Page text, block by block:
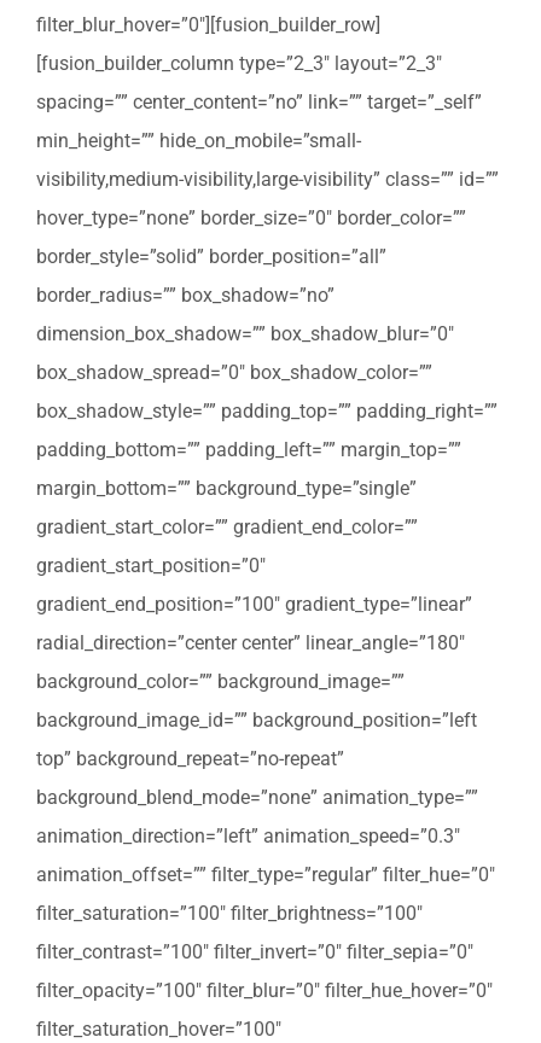
filter_blur_hover=”0″][fusion_builder_row]
[fusion_builder_column type=”2_3″ layout=”2_3″
spacing=”” center_content=”no” link=”” target=”_self”
min_height=”” hide_on_mobile=”small-
visibility,medium-visibility,large-visibility” class=”” id=””
hover_type=”none” border_size=”0″ border_color=””
border_style=”solid” border_position=”all”
border_radius=”” box_shadow=”no”
dimension_box_shadow=”” box_shadow_blur=”0″
box_shadow_spread=”0″ box_shadow_color=””
box_shadow_style=”” padding_top=”” padding_right=””
padding_bottom=”” padding_left=”” margin_top=””
margin_bottom=”” background_type=”single”
gradient_start_color=”” gradient_end_color=””
gradient_start_position=”0″
gradient_end_position=”100″ gradient_type=”linear”
radial_direction=”center center” linear_angle=”180″
background_color=”” background_image=””
background_image_id=”” background_position=”left
top” background_repeat=”no-repeat”
background_blend_mode=”none” animation_type=””
animation_direction=”left” animation_speed=”0.3″
animation_offset=”” filter_type=”regular” filter_hue=”0″
filter_saturation=”100″ filter_brightness=”100″
filter_contrast=”100″ filter_invert=”0″ filter_sepia=”0″
filter_opacity=”100″ filter_blur=”0″ filter_hue_hover=”0″
filter_saturation_hover=”100″